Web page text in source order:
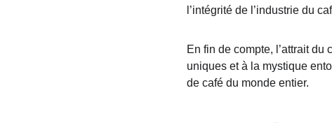
l’intégrité de l’industrie du
En fin de compte, l’attrait
uniques et à la mystique
de café du monde entier.